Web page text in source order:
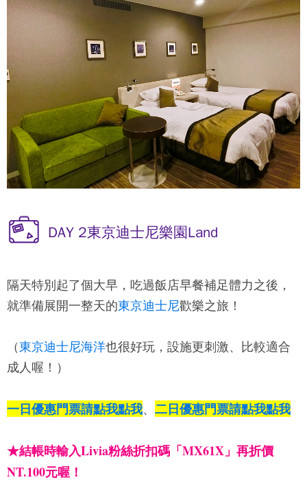
DAY 2東京迪士尼樂園Land
隔天特別起了個大早，吃過飯店早餐補足體力之後，
就準備展開一整天的東京迪士尼歡樂之旅！
（東京迪士尼海洋也很好玩，設施更刺激、比較適合
成人喔！）
一日優惠門票請點我點我、 二日優惠門票請點我點我
★結帳時輸入Livia粉絲折扣碼「MX61X」再折價
NT.100元喔！